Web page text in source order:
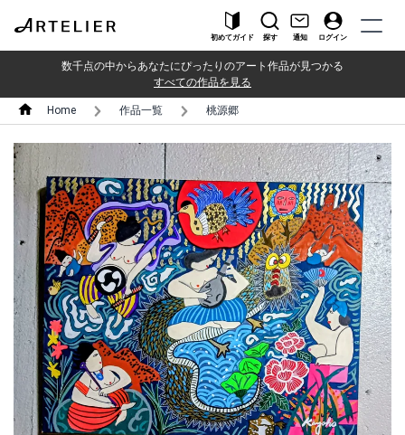
初めてガイド 探す 通知 ログイン
数千点の中からあなたにぴったりのアート作品が見つかる
すべての作品を見る
Home 作品一覧 桃源郷